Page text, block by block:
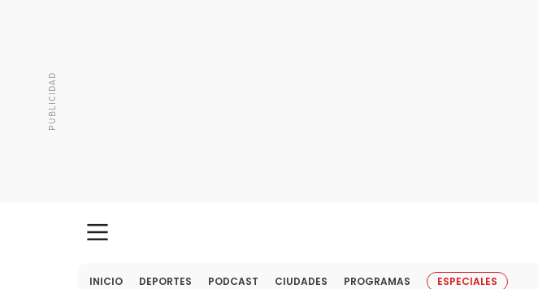
INICIO DEPORTES PODCAST CIUDADES PROGRAMAS ESPECIALES